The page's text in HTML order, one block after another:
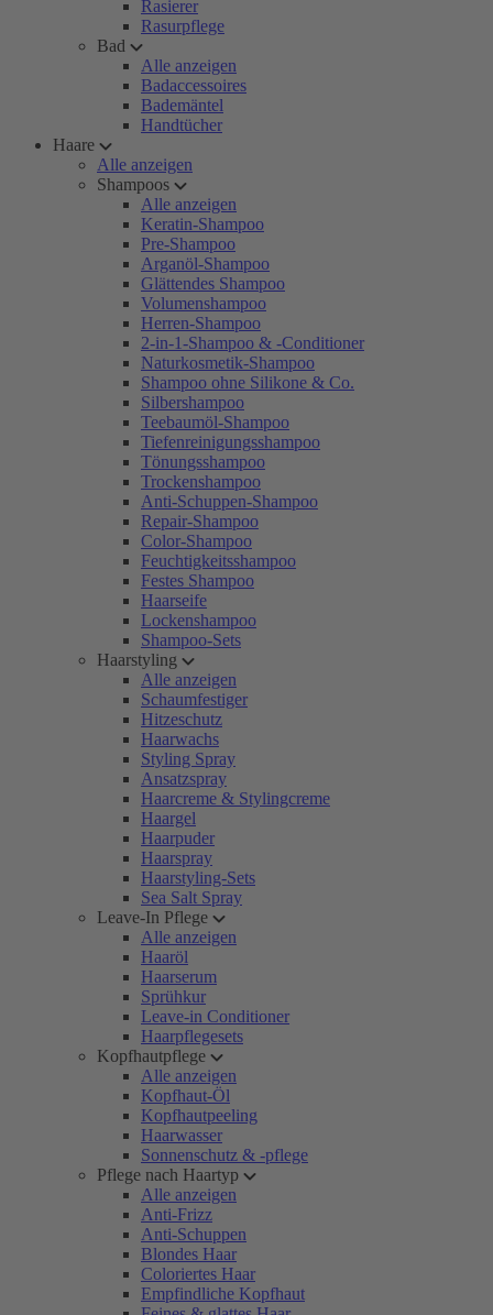
Rasierer
Rasurpflege
Bad
Alle anzeigen
Badaccessoires
Bademäntel
Handtücher
Haare
Alle anzeigen
Shampoos
Alle anzeigen
Keratin-Shampoo
Pre-Shampoo
Arganöl-Shampoo
Glättendes Shampoo
Volumenshampoo
Herren-Shampoo
2-in-1-Shampoo & -Conditioner
Naturkosmetik-Shampoo
Shampoo ohne Silikone & Co.
Silbershampoo
Teebaumöl-Shampoo
Tiefenreinigungsshampoo
Tönungsshampoo
Trockenshampoo
Anti-Schuppen-Shampoo
Repair-Shampoo
Color-Shampoo
Feuchtigkeitsshampoo
Festes Shampoo
Haarseife
Lockenshampoo
Shampoo-Sets
Haarstyling
Alle anzeigen
Schaumfestiger
Hitzeschutz
Haarwachs
Styling Spray
Ansatzspray
Haarcreme & Stylingcreme
Haargel
Haarpuder
Haarspray
Haarstyling-Sets
Sea Salt Spray
Leave-In Pflege
Alle anzeigen
Haaröl
Haarserum
Sprühkur
Leave-in Conditioner
Haarpflegesets
Kopfhautpflege
Alle anzeigen
Kopfhaut-Öl
Kopfhautpeeling
Haarwasser
Sonnenschutz & -pflege
Pflege nach Haartyp
Alle anzeigen
Anti-Frizz
Anti-Schuppen
Blondes Haar
Coloriertes Haar
Empfindliche Kopfhaut